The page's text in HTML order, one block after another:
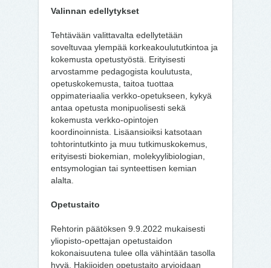
Valinnan edellytykset
Tehtävään valittavalta edellytetään
soveltuvaa ylempää korkeakoulututkintoa ja
kokemusta opetustyöstä. Erityisesti
arvostamme pedagogista koulutusta,
opetuskokemusta, taitoa tuottaa
oppimateriaalia verkko-opetukseen, kykyä
antaa opetusta monipuolisesti sekä
kokemusta verkko-opintojen
koordinoinnista. Lisäansioiksi katsotaan
tohtorintutkinto ja muu tutkimuskokemus,
erityisesti biokemian, molekyylibiologian,
entsymologian tai synteettisen kemian
alalta.
Opetustaito
Rehtorin päätöksen 9.9.2022 mukaisesti
yliopisto-opettajan opetustaidon
kokonaisuutena tulee olla vähintään tasolla
hyvä. Hakijoiden opetustaito arvioidaan